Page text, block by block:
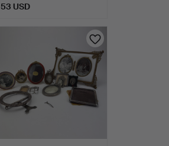
53 USD